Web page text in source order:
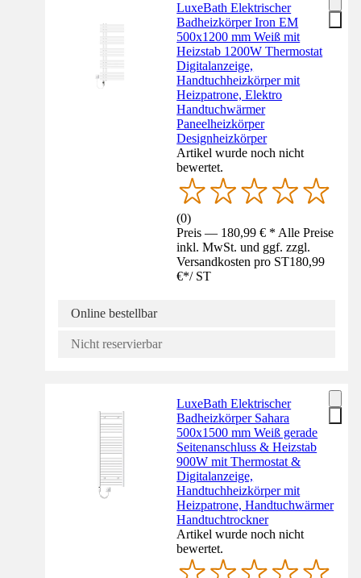
LuxeBath Elektrischer
Badheizkörper Iron EM
500x1200 mm Weiß mit
Heizstab 1200W Thermostat
Digitalanzeige,
Handtuchheizkörper mit
Heizpatrone, Elektro
Handtuchwärmer
Paneelheizkörper
Designheizkörper
Artikel wurde noch nicht
bewertet.
(0)
Preis — 180,99 € * Alle Preise
inkl. MwSt. und ggf. zzgl.
Versandkosten pro ST180,99
€*/ ST
Online bestellbar
Nicht reservierbar
LuxeBath Elektrischer
Badheizkörper Sahara
500x1500 mm Weiß gerade
Seitenanschluss & Heizstab
900W mit Thermostat &
Digitalanzeige,
Handtuchheizkörper mit
Heizpatrone, Handtuchwärmer
Handtuchtrockner
Artikel wurde noch nicht
bewertet.